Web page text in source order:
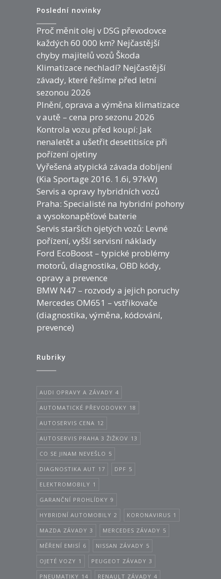
Poslední novinky
Proč měnit olej v DSG převodovce
každých 60 000 km? Nejčastější
chyby majitelů vozů Škoda
Klimatizace nechladí? Nejčastější
závady, které řešíme před letní
sezonou 2026
Plnění, oprava a výměna klimatizace
v autě – cena pro sezonu 2026
Kontrola vozu před koupí: Jak
nenaletět a ušetřit desetitisíce při
pořízení ojetiny
Vyřešená atypická závada dobíjení
(Kia Sportage 2016. 1.6i, 97kW)
Servis a opravy hybridních vozů
Praha: Specialisté na hybridní pohony
a vysokonapěťové baterie
Servis starších ojetých vozů: Levné
pořízení, vyšší servisní náklady
Ford EcoBoost – typické problémy
motorů, diagnostika, OBD kódy,
opravy a prevence
BMW N47 – rozvody a jejich poruchy
Mercedes OM651 – vstřikovače
(diagnostika, výměna, kódování,
prevence)
Rubriky
AUDI OPRAVY A ZÁVADY 4
AUTOMATICKÉ PŘEVODOVKY 18
AUTOSERVIS CENA 12
AUTOSERVIS PRAHA 3 ŽIŽKOV 13
CO SE JINAM NEVEŠLO 5
DIAGNOSTIKA AUT 17 DPF 5
ELEKTROMOBILY 1
GARANČNÍ PROHLÍDKY 9
HYBRIDNÍ AUTOMOBILY 2 KORONAVIRUS 1
MAZDA ZÁVADY 3 MERCEDES ZÁVADY 5
MĚŘENÍ EMISÍ 6 NISSAN ZÁVADY 5
OJETÉ VOZY 1 PEUGEOT ZÁVADY 3
PNEUMATIKY 14 RENAULT ZÁVADY 4